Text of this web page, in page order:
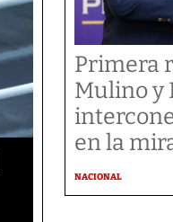
Primera
Mulino y
en la
NACIONAL